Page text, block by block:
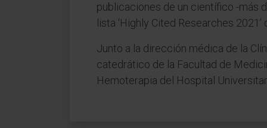
publicaciones de un científico -más
lista ‘Highly Cited Researches
Junto a la dirección médica de la
catedrático de la Facultad de
Hemoterapia del Hospital